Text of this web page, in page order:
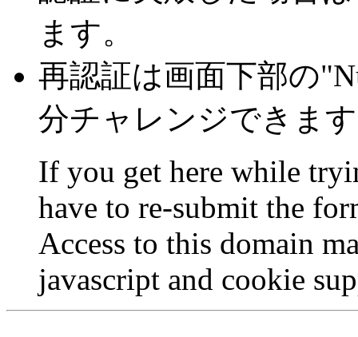
ます。
再認証は画面下部の
分チャレンジできま
If you get here while
have to re-submit the
Access to this domain
javascript and cookie